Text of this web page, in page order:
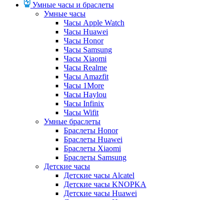
Умные часы и браслеты
Умные часы
Часы Apple Watch
Часы Huawei
Часы Honor
Часы Samsung
Часы Xiaomi
Часы Realme
Часы Amazfit
Часы 1More
Часы Haylou
Часы Infinix
Часы Wifit
Умные браслеты
Браслеты Honor
Браслеты Huawei
Браслеты Xiaomi
Браслеты Samsung
Детские часы
Детские часы Alcatel
Детские часы KNOPKA
Детские часы Huawei